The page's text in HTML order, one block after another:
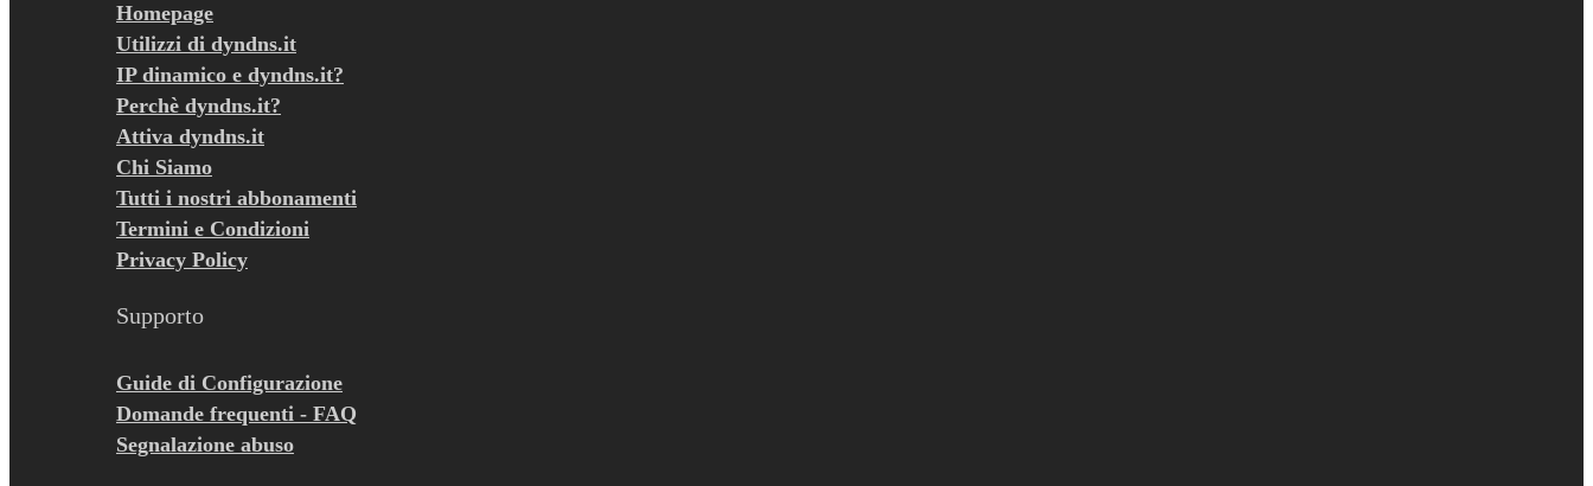
Homepage
Utilizzi di dyndns.it
IP dinamico e dyndns.it?
Perchè dyndns.it?
Attiva dyndns.it
Chi Siamo
Tutti i nostri abbonamenti
Termini e Condizioni
Privacy Policy
Supporto
Guide di Configurazione
Domande frequenti - FAQ
Segnalazione abuso